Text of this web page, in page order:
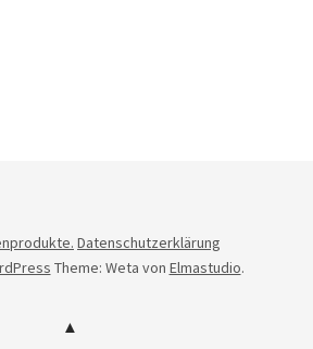
Datenschutzerklärung
Theme: Weta von Elmastudio.